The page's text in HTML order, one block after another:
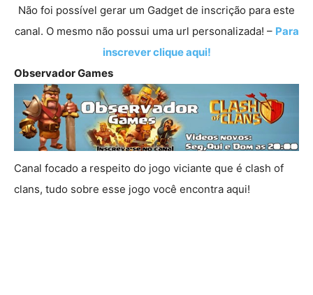
Não foi possível gerar um Gadget de inscrição para este
canal. O mesmo não possui uma url personalizada! – Para
inscrever clique aqui!
Observador Games
Canal focado a respeito do jogo viciante que é clash of
clans, tudo sobre esse jogo você encontra aqui!